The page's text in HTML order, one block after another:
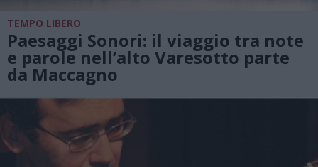
TEMPO LIBERO
Paesaggi Sonori: il viaggio tra note
e parole nell’alto Varesotto parte
da Maccagno